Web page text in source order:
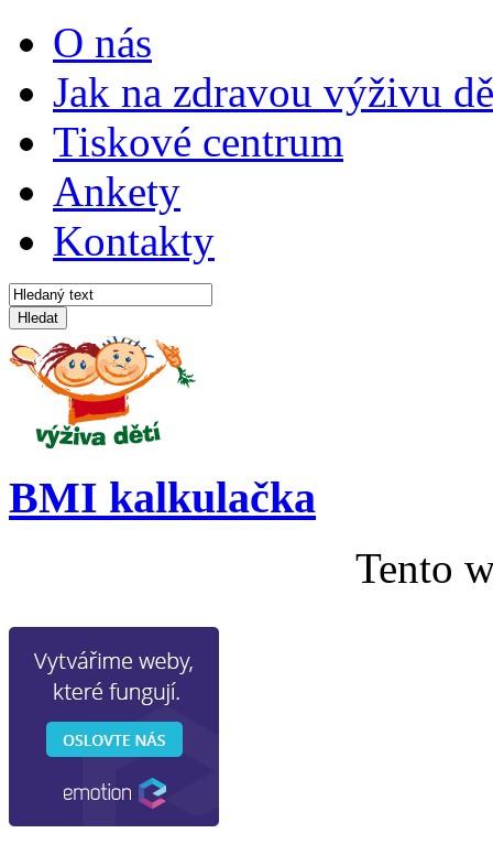
O nás
Jak na zdravou výživu
Tiskové centrum
Ankety
Kontakty
Hledat
BMI kalkulačka
Tento